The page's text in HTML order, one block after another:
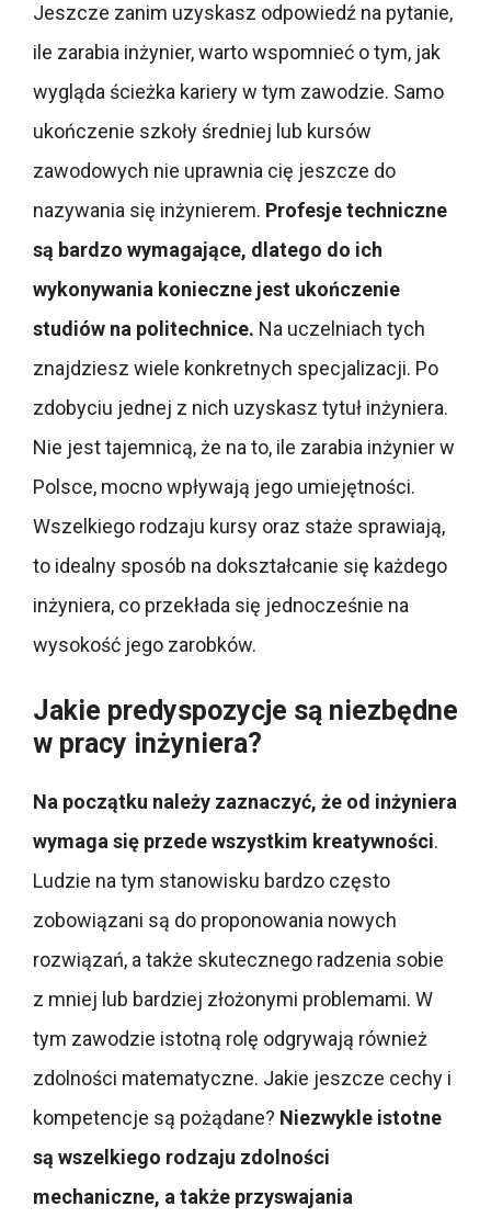
Jeszcze zanim uzyskasz odpowiedź na pytanie,
ile zarabia inżynier, warto wspomnieć o tym, jak
wygląda ścieżka kariery w tym zawodzie. Samo
ukończenie szkoły średniej lub kursów
zawodowych nie uprawnia cię jeszcze do
nazywania się inżynierem. Profesje techniczne
są bardzo wymagające, dlatego do ich
wykonywania konieczne jest ukończenie
studiów na politechnice. Na uczelniach tych
znajdziesz wiele konkretnych specjalizacji. Po
zdobyciu jednej z nich uzyskasz tytuł inżyniera.
Nie jest tajemnicą, że na to, ile zarabia inżynier w
Polsce, mocno wpływają jego umiejętności.
Wszelkiego rodzaju kursy oraz staże sprawiają,
to idealny sposób na dokształcanie się każdego
inżyniera, co przekłada się jednocześnie na
wysokość jego zarobków.
Jakie predyspozycje są niezbędne
w pracy inżyniera?
Na początku należy zaznaczyć, że od inżyniera
wymaga się przede wszystkim kreatywności.
Ludzie na tym stanowisku bardzo często
zobowiązani są do proponowania nowych
rozwiązań, a także skutecznego radzenia sobie
z mniej lub bardziej złożonymi problemami. W
tym zawodzie istotną rolę odgrywają również
zdolności matematyczne. Jakie jeszcze cechy i
kompetencje są pożądane? Niezwykle istotne
są wszelkiego rodzaju zdolności
mechaniczne, a także przyswajania